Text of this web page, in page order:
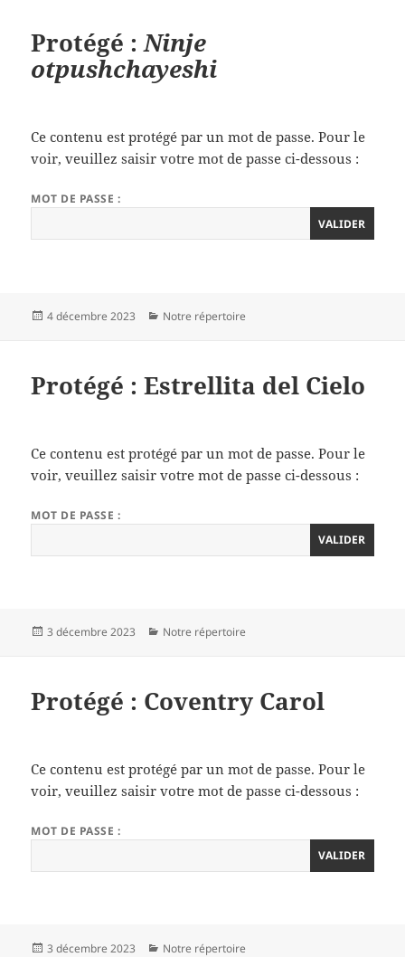
Protégé :Ninje
otpushchayeshi
Ce contenu est protégé par un mot de passe. Pour le
voir, veuillez saisir votre mot de passe ci-dessous :
MOT DE PASSE :
Publié
4 décembre 2023 Catégories
Notre répertoire
Protégé : Estrellita del Cielo
Ce contenu est protégé par un mot de passe. Pour le
voir, veuillez saisir votre mot de passe ci-dessous :
MOT DE PASSE :
Publié
3 décembre 2023 Catégories
Notre répertoire
Protégé : Coventry Carol
Ce contenu est protégé par un mot de passe. Pour le
voir, veuillez saisir votre mot de passe ci-dessous :
MOT DE PASSE :
Publié
3 décembre 2023 Catégories
Notre répertoire